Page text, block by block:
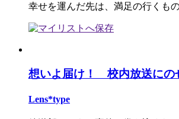
幸せを運んだ先は、満足の行く
想いよ届け！ 校内放送に
Lens*type